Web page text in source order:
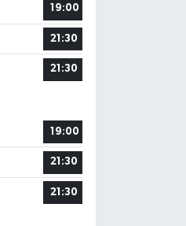
19:00
21:30
21:30
19:00
21:30
21:30